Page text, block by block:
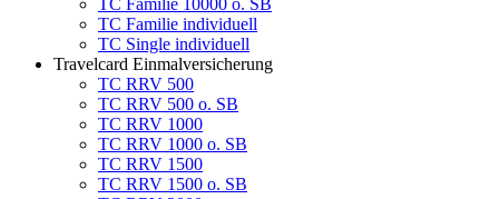
TC Familie individuell
TC Single individuell
Travelcard Einmalversicherung
TC RRV 500
TC RRV 500 o. SB
TC RRV 1000
TC RRV 1000 o. SB
TC RRV 1500
TC RRV 1500 o. SB